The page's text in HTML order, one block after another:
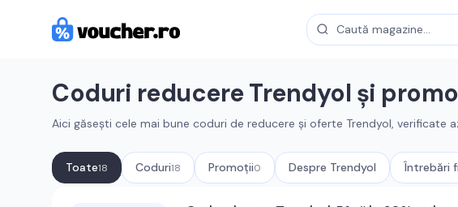
Coduri reducere Trendyol și
Aici găsești cele mai bune coduri de reducere și oferte Trendyol, verificate
Toate18 Coduri18 Promoții0 Despre Trendyol Întrebări